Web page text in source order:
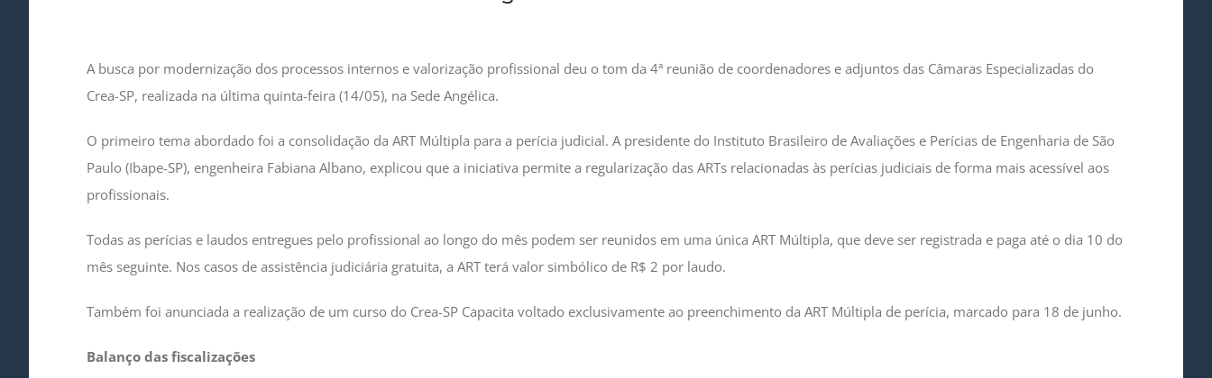
A busca por modernização dos processos internos e valorização profissional deu o tom da 4ª reunião de coordenadores e adjuntos das Câmaras Especializadas do
Crea-SP, realizada na última quinta-feira (14/05), na Sede Angélica.
O primeiro tema abordado foi a consolidação da ART Múltipla para a perícia judicial. A presidente do Instituto Brasileiro de Avaliações e Perícias de Engenharia de São
Paulo (Ibape-SP), engenheira Fabiana Albano, explicou que a iniciativa permite a regularização das ARTs relacionadas às perícias judiciais de forma mais acessível aos
profissionais.
Todas as perícias e laudos entregues pelo profissional ao longo do mês podem ser reunidos em uma única ART Múltipla, que deve ser registrada e paga até o dia 10 do
mês seguinte. Nos casos de assistência judiciária gratuita, a ART terá valor simbólico de R$ 2 por laudo.
Também foi anunciada a realização de um curso do Crea-SP Capacita voltado exclusivamente ao preenchimento da ART Múltipla de perícia, marcado para 18 de junho.
Balanço das fiscalizações